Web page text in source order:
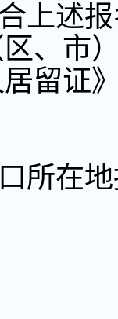
上述
、市
留证
所在